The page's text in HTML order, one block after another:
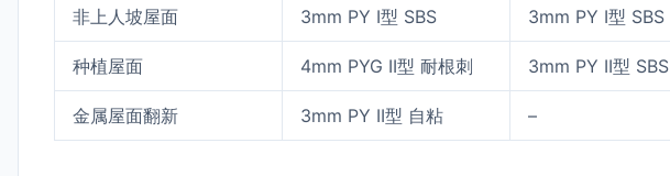
非上人坡屋面 3mm PY I型 SBS 3mm PY I型 SBS
种植屋面 4mm PYG II型 耐根刺 3mm PY II型 SBS
金属屋面翻新 3mm PY II型 自粘 –